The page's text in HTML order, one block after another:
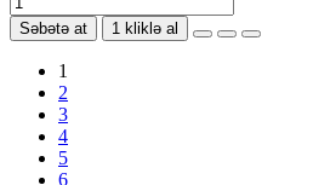
Səbətə at 1 kliklə al
1
2
3
4
5
6